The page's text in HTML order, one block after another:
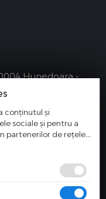
Hunedoara -
conținutul și
sociale și pentru a
partenerilor de rețele
cu privire la
le pot combina cu
în urma folosirii